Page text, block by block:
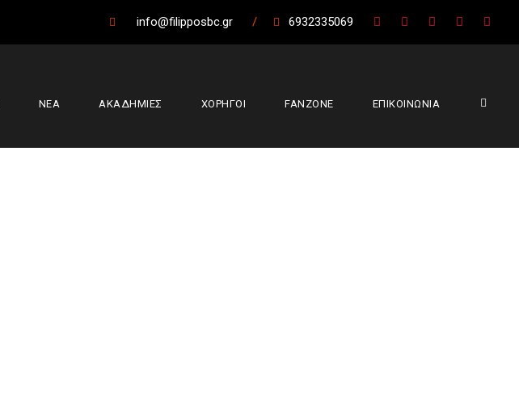
info@filipposbc.gr / 6932335069
ΝΕΑ ΑΚΑΔΗΜΙΕΣ ΧΟΡΗΓΟΙ FANZONE ΕΠΙΚΟΙΝΩΝΙΑ